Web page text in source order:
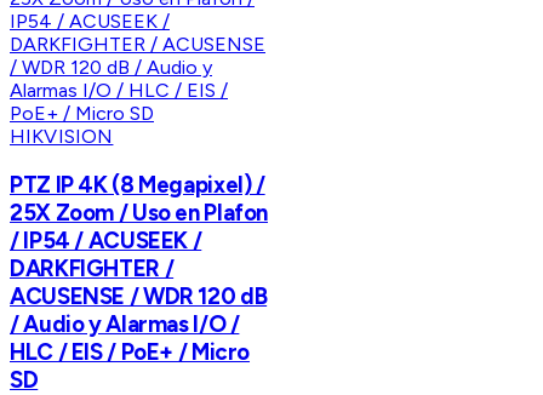
HIKVISION
PTZ IP 4K (8 Megapixel) /
25X Zoom / Uso en Plafon
/ IP54 / ACUSEEK /
DARKFIGHTER /
ACUSENSE / WDR 120 dB
/ Audio y Alarmas I/O /
HLC / EIS / PoE+ / Micro
SD